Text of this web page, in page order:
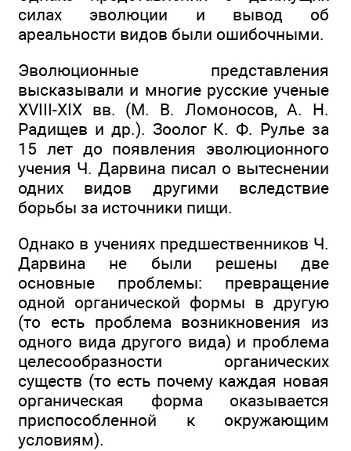
силах эволюции и вывод об
ареальности видов были ошибочными.
Эволюционные представления
высказывали и многие русские ученые
XVIII-XIX вв. (М. В. Ломоносов, А. Н.
Радищев и др.). Зоолог К. Ф. Рулье за
15 лет до появления эволюционного
учения Ч. Дарвина писал о вытеснении
одних видов другими вследствие
борьбы за источники пищи.
Однако в учениях предшественников Ч.
Дарвина не были решены две
основные проблемы: превращение
одной органической формы в другую
(то есть проблема возникновения из
одного вида другого вида) и проблема
целесообразности органических
существ (то есть почему каждая новая
органическая форма оказывается
приспособленной к окружающим
условиям).